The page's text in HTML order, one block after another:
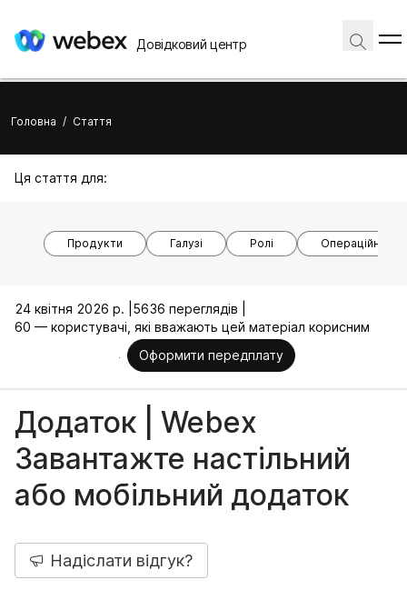
Довідковий центр
Головна / Стаття
Ця стаття для:
Продукти Галузі Ролі Операційні
24 квітня 2026 р. | 5636 переглядів |
60 — користувачі, які вважають цей матеріал корисним
Оформити передплату
Додаток | Webex
Завантажте настільний
або мобільний додаток
Надіслати відгук?